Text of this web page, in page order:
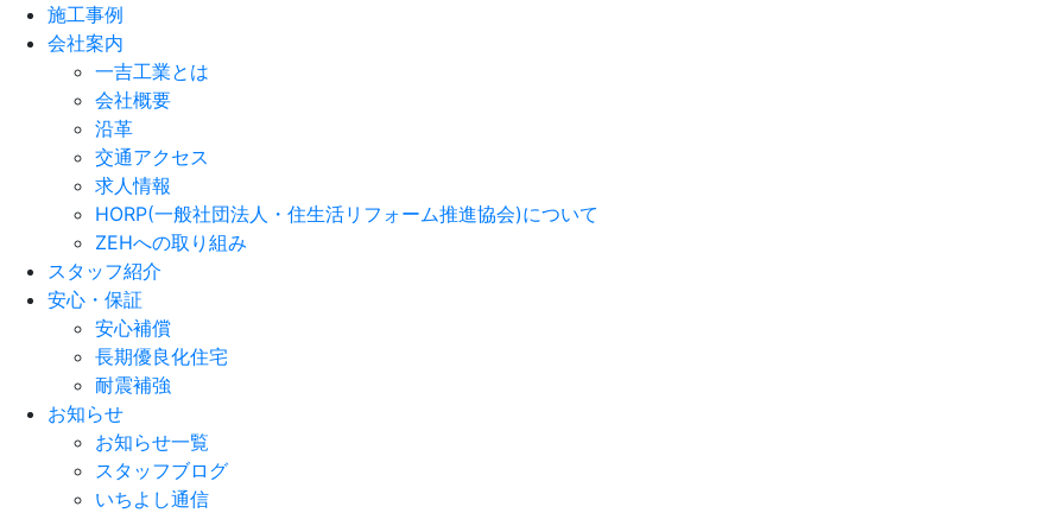
施工事例
会社案内
一吉工業とは
会社概要
沿革
交通アクセス
求人情報
HORP(一般社団法人・住生活リフォーム推進協会)について
ZEHへの取り組み
スタッフ紹介
安心・保証
安心補償
長期優良化住宅
耐震補強
お知らせ
お知らせ一覧
スタッフブログ
いちよし通信